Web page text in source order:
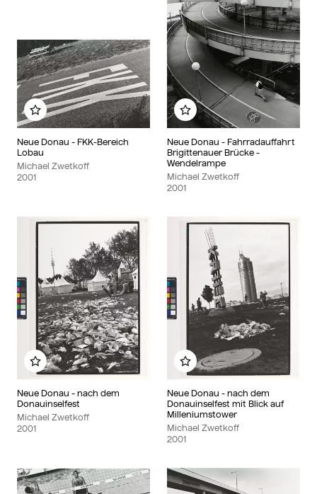
Neue Donau - FKK-Bereich
Lobau
Michael Zwetkoff
2001
Zu meinem Album hinzufügen
Neue Donau - Fahrradauffahrt
Brigittenauer Brücke -
Wendelrampe
Michael Zwetkoff
2001
Zu meinem Album
Neue Donau - nach dem
Donauinselfest
Michael Zwetkoff
2001
Zu meinem Album hinzufügen
Neue Donau - nach dem
Donauinselfest mit Blick auf
Milleniumstower
Michael Zwetkoff
2001
Zu meinem Album